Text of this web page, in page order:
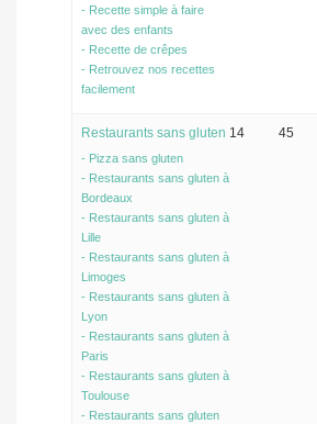
- Recette simple à faire
avec des enfants
- Recette de crêpes
- Retrouvez nos recettes
facilement
Restaurants sans gluten
- Pizza sans gluten
- Restaurants sans gluten à
Bordeaux
- Restaurants sans gluten à
Lille
- Restaurants sans gluten à
Limoges
- Restaurants sans gluten à
Lyon
- Restaurants sans gluten à
Paris
- Restaurants sans gluten à
Toulouse
- Restaurants sans gluten
14 45